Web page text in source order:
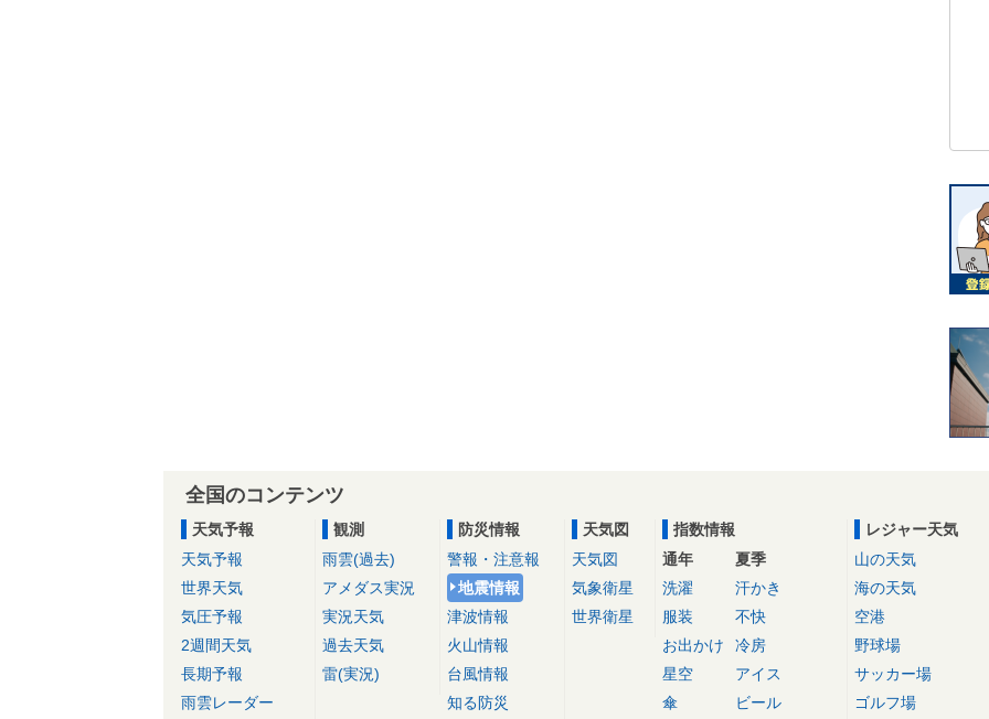
全国のコンテンツ
天気予報
天気予報
世界天気
気圧予報
2週間天気
長期予報
雨雲レーダー
観測
雨雲(過去)
アメダス実況
実況天気
過去天気
雷(実況)
防災情報
警報・注意報
地震情報
津波情報
火山情報
台風情報
知る防災
天気図
天気図
気象衛星
世界衛星
指数情報
通年
洗濯
服装
お出かけ
星空
傘
夏季
汗かき
不快
冷房
アイス
ビール
レジャー天気
山の天気
海の天気
空港
野球場
サッカー場
ゴルフ場